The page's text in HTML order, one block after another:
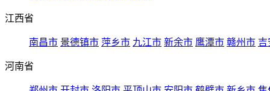
江西省
南昌市 景德镇市 萍乡市 九江市 新余市 鹰潭市 赣州市 吉
河南省